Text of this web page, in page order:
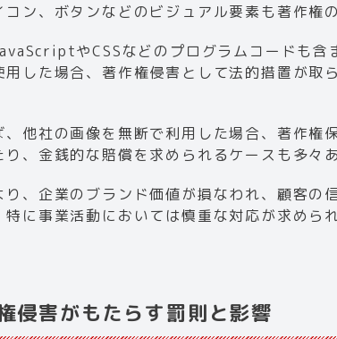
コン、ボタンなどのビジュアル要素も著作権
やCSSなどのプログラムコードも含
用した場合、著作権侵害として法的措置が取
、他社の画像を無断で利用した場合、著作権
り、金銭的な賠償を求められるケースも多々あ
り、企業のブランド価値が損なわれ、顧客の
特に事業活動においては慎重な対応が求められ
侵害がもたらす罰則と影響​